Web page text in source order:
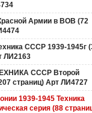
Армии в ВОВ (72
СССР 1939-1945г
ЛИ2163
СССР Второй
страниц) Арт ЛИ4727
1939-1945 Техника
серия (88